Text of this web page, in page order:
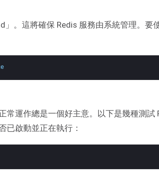
。這將確保 Redis 服務由系統管理。要
常運作總是一個好主意。以下是幾種測試
已啟動並正在執行：